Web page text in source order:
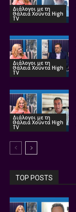
Διάλογοι με τη
Θάλεια Χούντα High
TV
Διάλογοι με τη
Θάλεια Χούντα High
TV
Διάλογοι με τη
Θάλεια Χούντα High
TV
TOP POSTS